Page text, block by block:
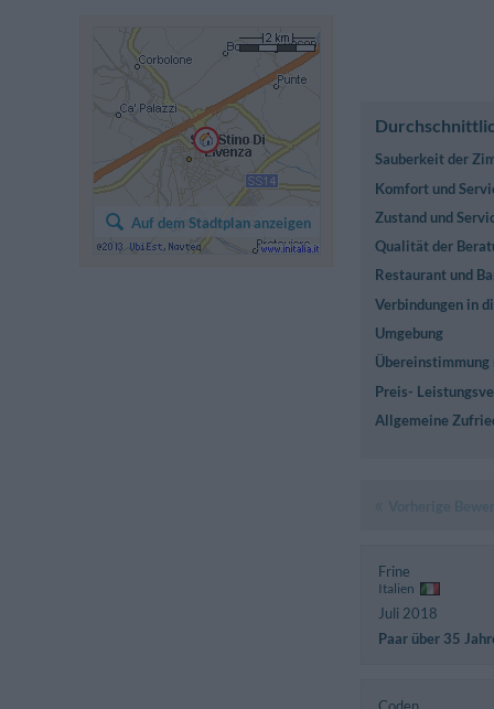
Sauberkeit der
Komfort und
Zustand und
Qualität der
Restaurant und
Verbindungen in
Umgebung
Preis-
Allgemeine
Frine
Italien
Juli 2018
Paar über 35
Auf dem Stadtplan anzeigen